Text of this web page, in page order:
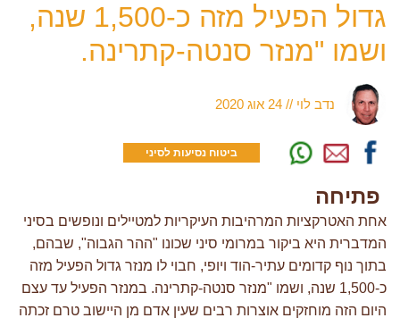
גדול הפעיל מזה כ-1,500 שנה,
ושמו "מנזר סנטה-קתרינה.
נדב לוי //
ביטוח נסיעות לסיני
פתיחה
אחת האטרקציות המרהיבות העיקריות למטיילים ונופשים בסיני
המדברית היא ביקור במרומי סיני שכונו "ההר הגבוה", שבהם,
בתוך נוף קדומים עתיר-הוד ויופי, חבוי לו מנזר גדול הפעיל מזה
כ-1,500 שנה, ושמו "מנזר סנטה-קתרינה. במנזר הפעיל עד עצם
היום הזה מוחזקים אוצרות רבים שעין אדם מן היישוב טרם זכתה